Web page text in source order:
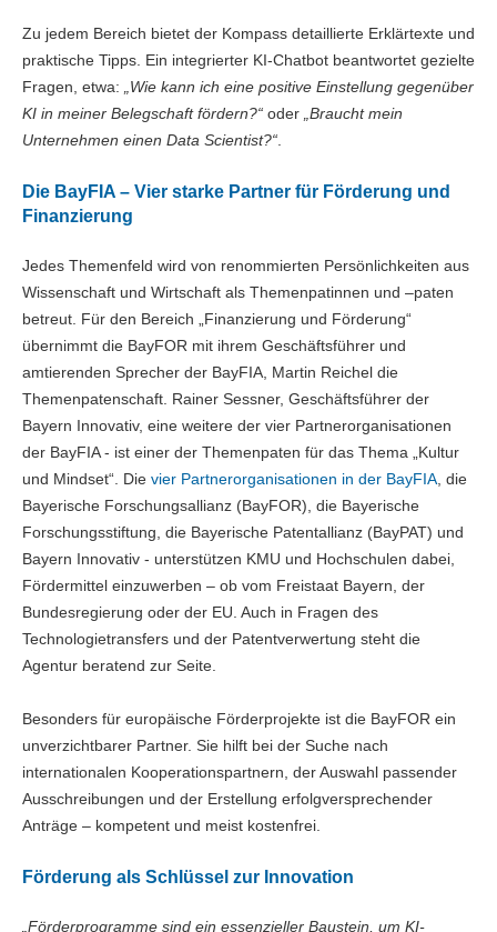
Zu jedem Bereich bietet der Kompass detaillierte Erklärtexte und
praktische Tipps. Ein integrierter KI-Chatbot beantwortet gezielte
Fragen, etwa:
„Wie kann ich eine positive Einstellung gegenüber
KI in meiner Belegschaft fördern?“ oder „Braucht mein
Unternehmen einen Data Scientist?“
Die BayFIA – Vier starke Partner für Förderung und
Finanzierung
Jedes Themenfeld wird von renommierten Persönlichkeiten aus
Wissenschaft und Wirtschaft als Themenpatinnen und –paten
betreut. Für den Bereich „Finanzierung und Förderung“
übernimmt die BayFOR mit ihrem Geschäftsführer und
amtierenden Sprecher der BayFIA, Martin Reichel die
Themenpatenschaft. Rainer Sessner, Geschäftsführer der
Bayern Innovativ, eine weitere der vier Partnerorganisationen
der BayFIA - ist einer der Themenpaten für das Thema „Kultur
und Mindset“. Die vier Partnerorganisationen in der BayFIA , die
Bayerische Forschungsallianz (BayFOR), die Bayerische
Forschungsstiftung, die Bayerische Patentallianz (BayPAT) und
Bayern Innovativ - unterstützen KMU und Hochschulen dabei,
Fördermittel einzuwerben – ob vom Freistaat Bayern, der
Bundesregierung oder der EU. Auch in Fragen des
Technologietransfers und der Patentverwertung steht die
Agentur beratend zur Seite.
Besonders für europäische Förderprojekte ist die BayFOR ein
unverzichtbarer Partner. Sie hilft bei der Suche nach
internationalen Kooperationspartnern, der Auswahl passender
Ausschreibungen und der Erstellung erfolgversprechender
Anträge – kompetent und meist kostenfrei.
Förderung als Schlüssel zur Innovation
„Förderprogramme sind ein essenzieller Baustein, um KI-